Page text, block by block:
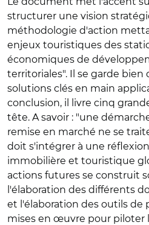
structurer une vision
méthodologie d'action
enjeux touristiques des
économiques de
territoriales". Il se garde bien
solutions clés en main
conclusion, il livre cinq
tête. A savoir : "une
remise en marché ne se
doit s'intégrer à une
immobilière et touristique
actions futures se construit
l'élaboration des différents
et l'élaboration des outils de
mises en œuvre pour piloter